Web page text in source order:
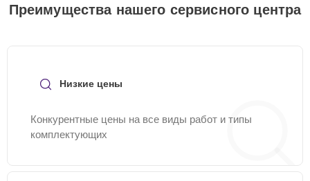
Преимущества нашего сервисного центра
Низкие цены
Конкурентные цены на все виды работ и типы
комплектующих